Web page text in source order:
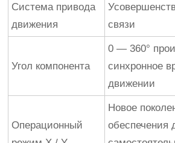
Система привода
движения
связи
Угол компонента
0 — 360°
синхронное
движении
Операционный
Новое
обеспечения